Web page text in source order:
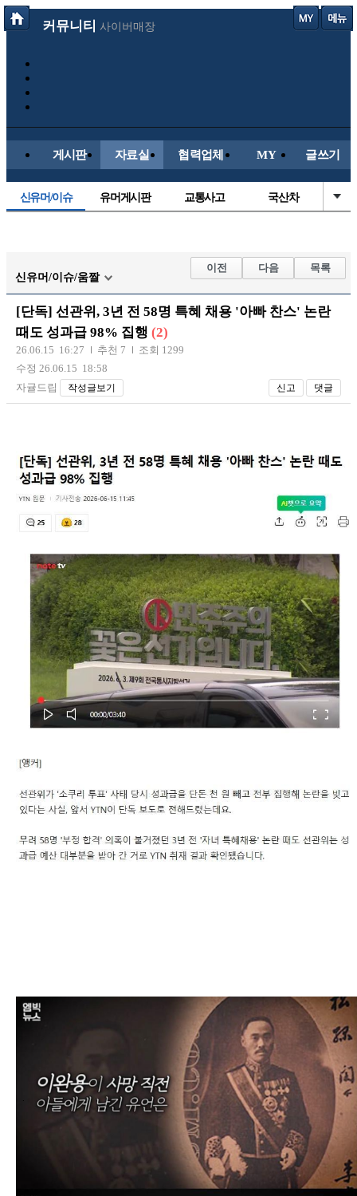
커뮤니티 사이버매장
게시판 자료실 협력업체 MY 글쓰기
신유머/이슈 유머게시판 교통사고 국산차
자유사진 군사/무기
트럭/버스 항공/해운/철도
장착시공사진
신유머/이슈/움짤
이전 다음 목록
[단독] 선관위, 3년 전 58명 특혜 채용 '아빠 찬스' 논란
때도 성과급 98% 집행 (2)
26.06.15 16:27 추천 7
조회 1299
수정 26.06.15 18:58
자귤드립
작성글보기 신고 댓글